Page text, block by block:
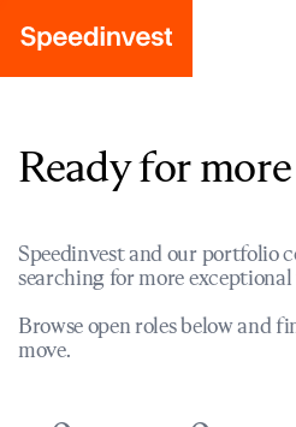
Ready for
Speedinvest and our portfolio
searching for more
Browse open roles below and
move.